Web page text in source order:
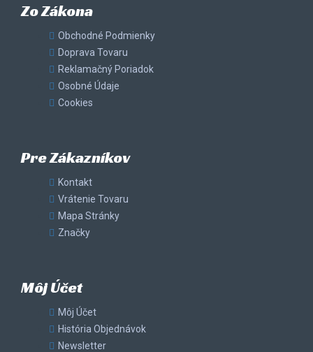
Zo Zákona
Obchodné Podmienky
Doprava Tovaru
Reklamačný Poriadok
Osobné Údaje
Cookies
Pre Zákazníkov
Kontakt
Vrátenie Tovaru
Mapa Stránky
Značky
Môj Účet
Môj Účet
História Objednávok
Newsletter